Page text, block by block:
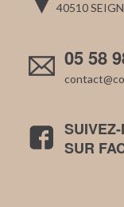
40510
05 58
SUR